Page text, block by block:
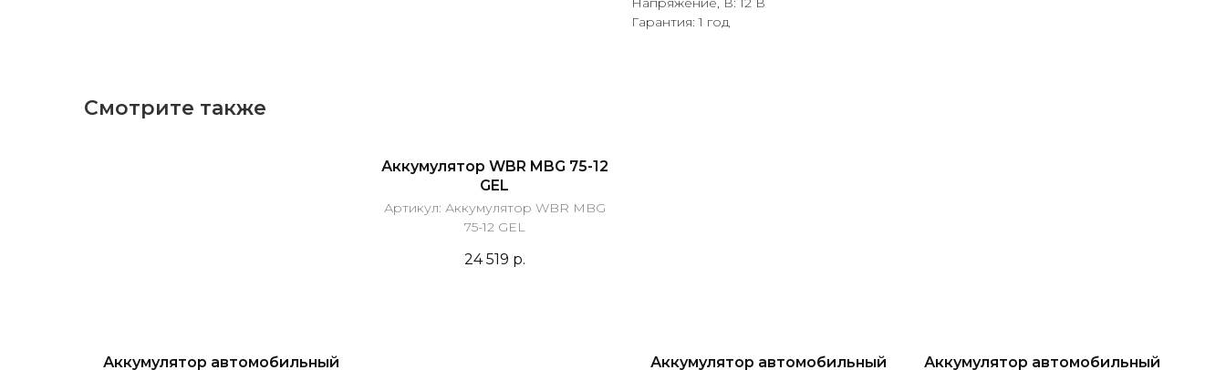
Гарантия: 1 год
Смотрите также
Аккумулятор автомобильный
Аккумулятор WBR MBG 75-12
GEL
Артикул: Аккумулятор WBR MBG
75-12 GEL
24 519 р.
Аккумулятор автомобильный
Аккумулятор автомобильный